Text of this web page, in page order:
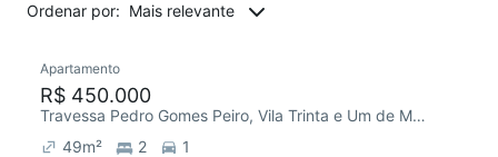
Ordenar por: Mais relevante
Apartamento
R$ 450.000
Travessa Pedro Gomes Peiro, Vila Trinta e Um de Março
49m² 2
1